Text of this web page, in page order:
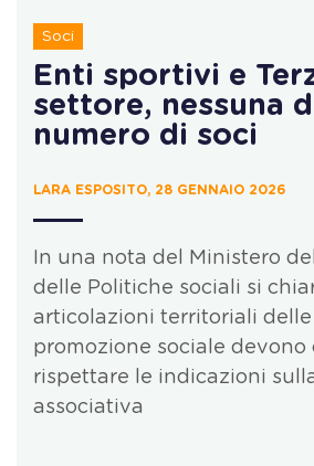
Soci
Enti sportivi e
settore, nessuna
numero di soci
LARA ESPOSITO, 28 GENNAIO 2026
In una nota del Ministero
delle Politiche sociali si
articolazioni territoriali delle
promozione sociale devono
rispettare le indicazioni
associativa